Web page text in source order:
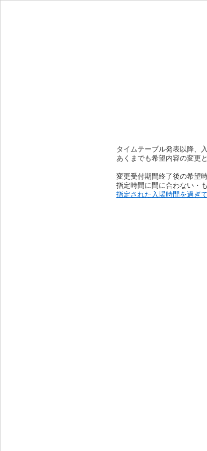
タイムテーブル発表以降、
あくまでも希望内容の変更
変更受付期間終了後の希望
指定時間に間に合わない・
指定された入場時間を過ぎ